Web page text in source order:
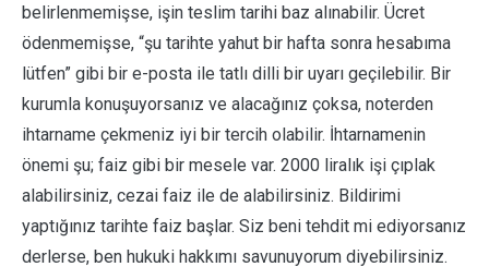
belirlenmemişse, işin teslim tarihi baz alınabilir. Ücret
ödenmemişse, “şu tarihte yahut bir hafta sonra hesabıma
lütfen” gibi bir e-posta ile tatlı dilli bir uyarı geçilebilir. Bir
kurumla konuşuyorsanız ve alacağınız çoksa, noterden
ihtarname çekmeniz iyi bir tercih olabilir. İhtarnamenin
önemi şu; faiz gibi bir mesele var. 2000 liralık işi çıplak
alabilirsiniz, cezai faiz ile de alabilirsiniz. Bildirimi
yaptığınız tarihte faiz başlar. Siz beni tehdit mi ediyorsanız
derlerse, ben hukuki hakkımı savunuyorum diyebilirsiniz.